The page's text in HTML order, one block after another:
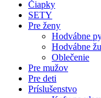
Čiapky
SETY
Pre ženy
Hodvábne
Hodvábne
Oblečenie
Pre mužov
Pre deti
Príslušenstvo